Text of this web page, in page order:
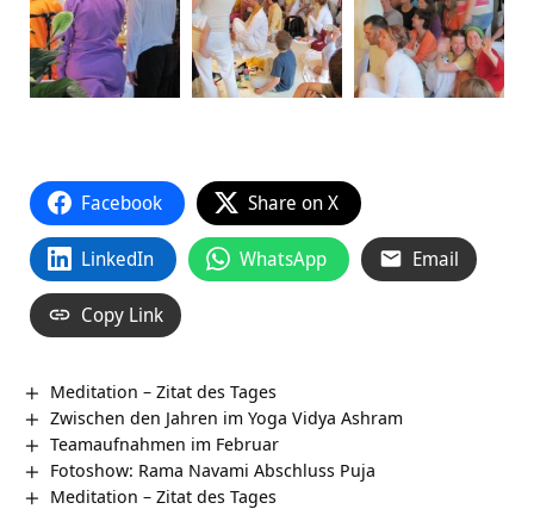
Facebook Share on X
LinkedIn WhatsApp Email
Copy Link
Meditation – Zitat des Tages
Zwischen den Jahren im Yoga Vidya Ashram
Teamaufnahmen im Februar
Fotoshow: Rama Navami Abschluss Puja
Meditation – Zitat des Tages